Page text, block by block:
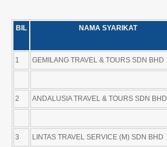
BIL NAMA SYARIKAT
1 GEMILANG TRAVEL & TOURS SDN BHD
2 ANDALUSIA TRAVEL & TOURS SDN BHD
3 LINTAS TRAVEL SERVICE (M) SDN BHD